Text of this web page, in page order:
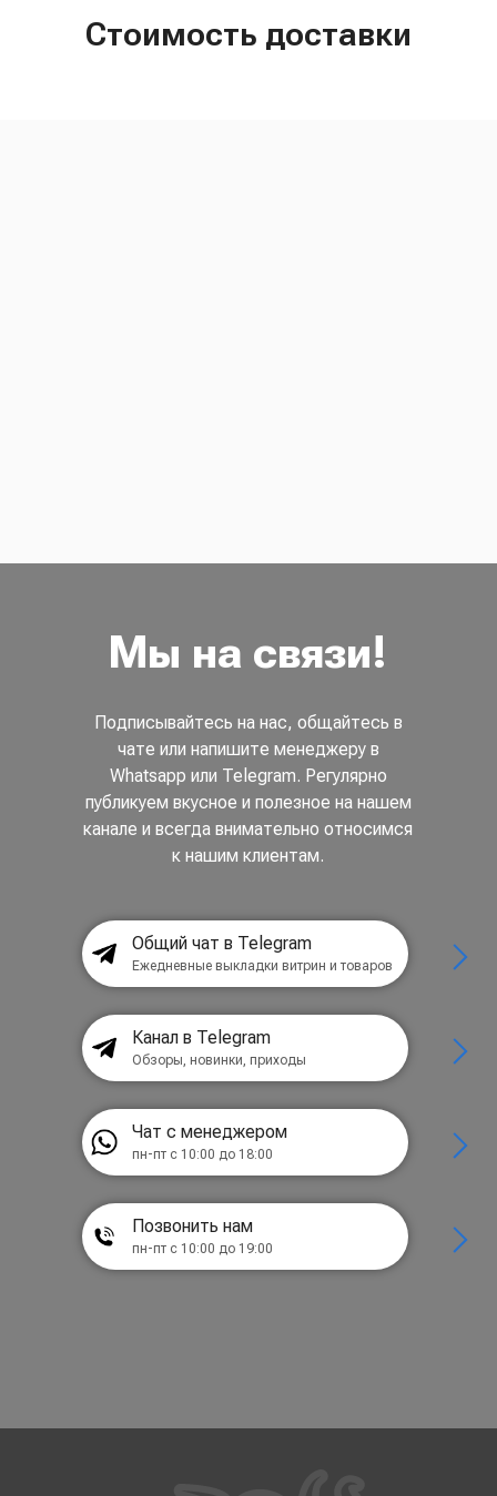
Стоимость доставки
Мы на связи!
Подписывайтесь на нас, общайтесь в
чате или напишите менеджеру в
Whatsapp или Telegram. Регулярно
публикуем вкусное и полезное на нашем
канале и всегда внимательно относимся
к нашим клиентам.
Общий чат в Telegram
Ежедневные выкладки витрин и товаров
Канал в Telegram
Обзоры, новинки, приходы
Чат с менеджером
пн-пт с 10:00 до 18:00
Позвонить нам
пн-пт с 10:00 до 19:00